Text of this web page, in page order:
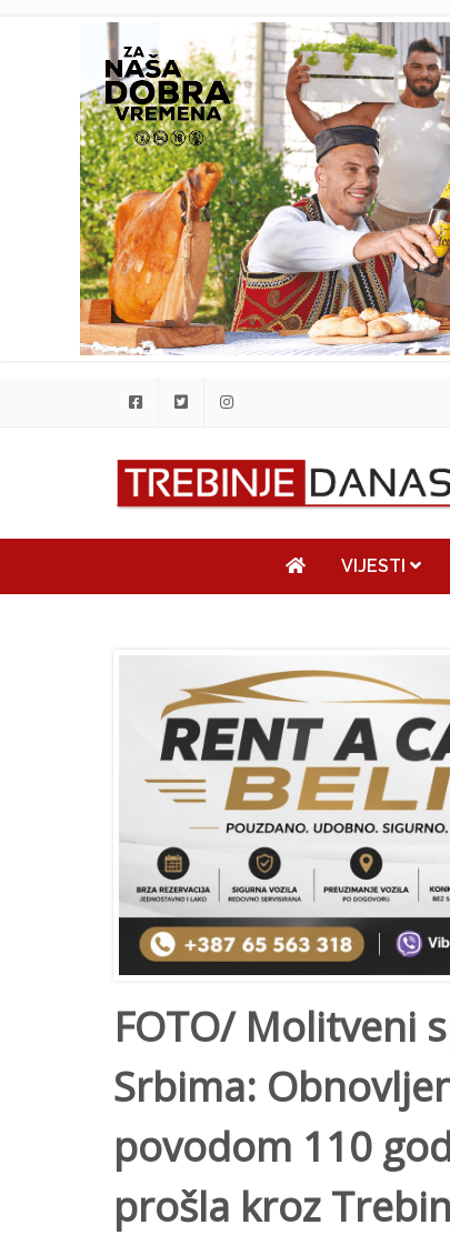
VIJESTI
FOTO/ Molitveni
Srbima:
povodom 110
prošla kroz